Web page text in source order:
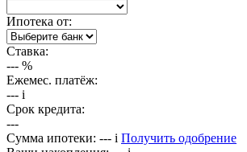
Ипотека от:
Ставка:
--- %
Ежемес. платёж:
--- i
Срок кредита:
---
Сумма ипотеки: --- i Получить одобрение